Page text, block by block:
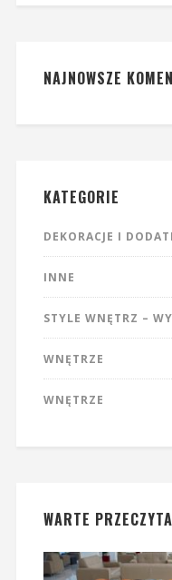
NAJNOWSZE
KATEGORIE
DEKORACJE I
INNE
STYLE WNĘTRZ –
WNĘTRZE
WNĘTRZE
WARTE